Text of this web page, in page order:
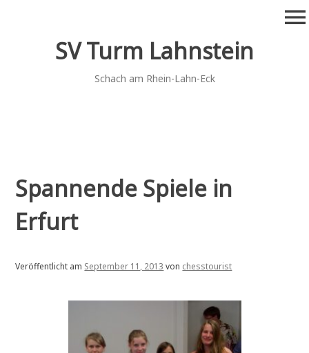
SV Turm Lahnstein
Schach am Rhein-Lahn-Eck
menu
Spannende Spiele in
Erfurt
Veröffentlicht am September 11, 2013 von chesstourist